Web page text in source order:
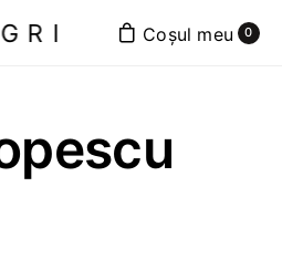
GRI 0